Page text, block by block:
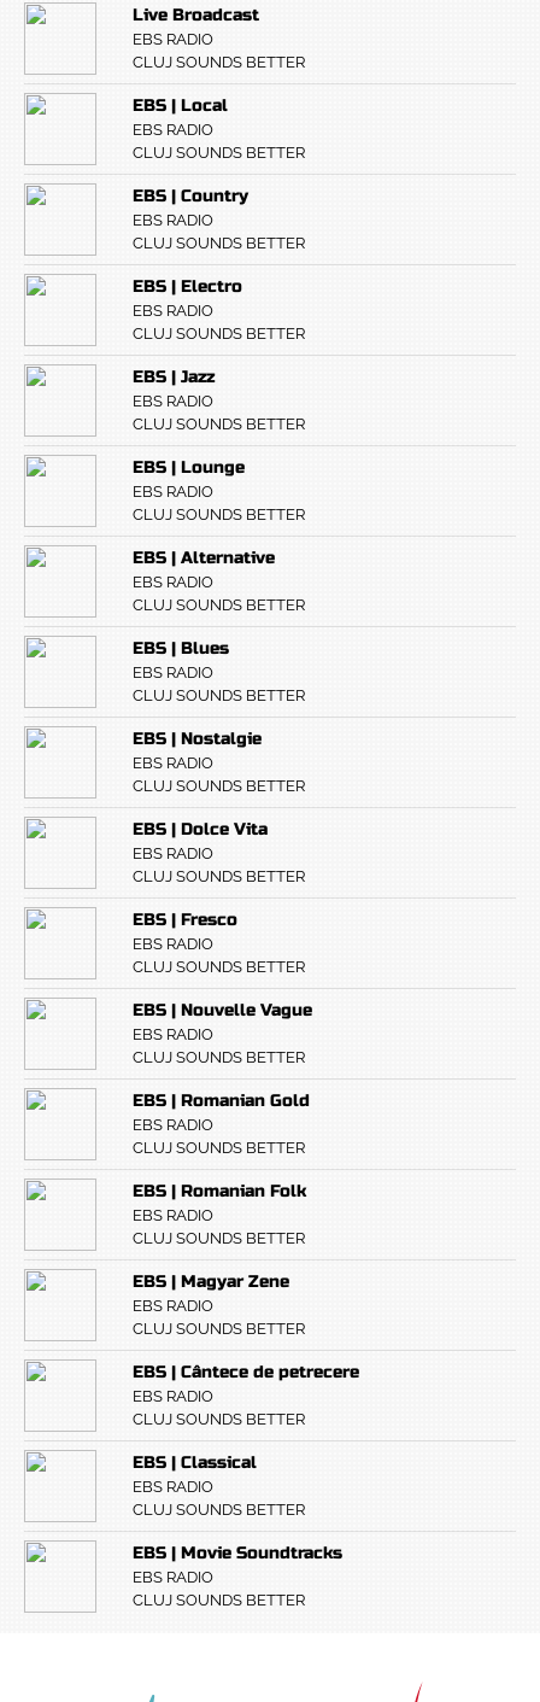
Live Broadcast
EBS RADIO
CLUJ SOUNDS BETTER
EBS | Local
EBS RADIO
CLUJ SOUNDS BETTER
EBS | Country
EBS RADIO
CLUJ SOUNDS BETTER
EBS | Electro
EBS RADIO
CLUJ SOUNDS BETTER
EBS | Jazz
EBS RADIO
CLUJ SOUNDS BETTER
EBS | Lounge
EBS RADIO
CLUJ SOUNDS BETTER
EBS | Alternative
EBS RADIO
CLUJ SOUNDS BETTER
EBS | Blues
EBS RADIO
CLUJ SOUNDS BETTER
EBS | Nostalgie
EBS RADIO
CLUJ SOUNDS BETTER
EBS | Dolce Vita
EBS RADIO
CLUJ SOUNDS BETTER
EBS | Fresco
EBS RADIO
CLUJ SOUNDS BETTER
EBS | Nouvelle Vague
EBS RADIO
CLUJ SOUNDS BETTER
EBS | Romanian Gold
EBS RADIO
CLUJ SOUNDS BETTER
EBS | Romanian Folk
EBS RADIO
CLUJ SOUNDS BETTER
EBS | Magyar Zene
EBS RADIO
CLUJ SOUNDS BETTER
EBS | Cântece de petrecere
EBS RADIO
CLUJ SOUNDS BETTER
EBS | Classical
EBS RADIO
CLUJ SOUNDS BETTER
EBS | Movie Soundtracks
EBS RADIO
CLUJ SOUNDS BETTER